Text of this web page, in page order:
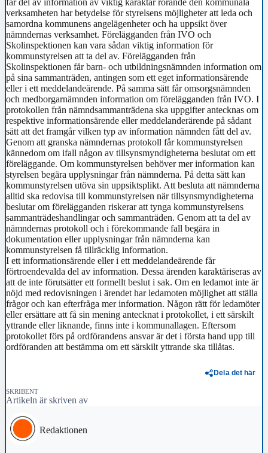
verksamheten har betydelse för styrelsens möjligheter att leda och
samordna kommunens angelägenheter och ha uppsikt över
nämndernas verksamhet. Förelägganden från IVO och
Skolinspektionen kan vara sådan viktig information för
kommunstyrelsen att ta del av. Förelägganden från
Skolinspektionen får barn- och utbildningsnämnden information om
på sina sammanträden, antingen som ett eget informationsärende
eller i ett meddelandeärende. På samma sätt får omsorgsnämnden
och medborgarnämnden information om förelägganden från IVO. I
protokollen från nämndsammanträdena ska uppgifter antecknas om
respektive informationsärende eller meddelanderärende på sådant
sätt att det framgår vilken typ av information nämnden fått del av.
Genom att granska nämndernas protokoll får kommunstyrelsen
kännedom om ifall någon av tillsynsmyndigheterna beslutat om ett
föreläggande. Om kommunstyrelsen behöver mer information kan
styrelsen begära upplysningar från nämnderna. På detta sätt kan
kommunstyrelsen utöva sin uppsiktsplikt. Att besluta att nämnderna
alltid ska redovisa till kommunstyrelsen när tillsynsmyndigheterna
beslutar om förelägganden riskerar att tynga kommunstyrelsens
sammanträdeshandlingar och sammanträden. Genom att ta del av
nämndernas protokoll och i förekommande fall begära in
dokumentation eller upplysningar från nämnderna kan
kommunstyrelsen få tillräcklig information.
I ett informationsärende eller i ett meddelandeärende får
förtroendevalda del av information. Dessa ärenden karaktäriseras av
att de inte förutsätter ett formellt beslut i sak. Om en ledamot inte är
nöjd med redovisningen i ärendet har ledamoten möjlighet att ställa
frågor och kan efterfråga mer information. Någon rätt för ledamöter
eller ersättare att få sin mening antecknat i protokollet, i ett särskilt
yttrande eller liknande, finns inte i kommunallagen. Eftersom
protokollet förs på ordförandens ansvar är det i första hand upp till
ordföranden att bestämma om ett särskilt yttrande ska tillåtas.
Dela det här
SKRIBENT
Artikeln är skriven av
Redaktionen